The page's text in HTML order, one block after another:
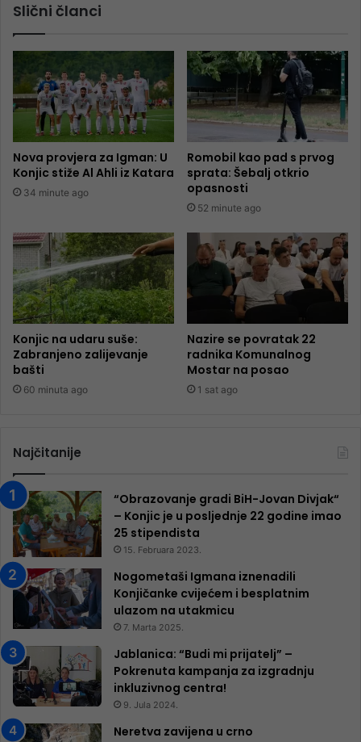
Slični članci
Nova provjera za Igman: U
Konjic stiže Al Ahli iz Katara
34 minute ago
Romobil kao pad s prvog
sprata: Šebalj otkrio
opasnosti
52 minute ago
Konjic na udaru suše:
Zabranjeno zalijevanje
bašti
60 minuta ago
Nazire se povratak 22
radnika Komunalnog
Mostar na posao
1 sat ago
Najčitanije
“Obrazovanje gradi BiH-Jovan Divjak“
– Konjic je u posljednje 22 godine imao
25 ​​stipendista
15. Februara 2023.
Nogometaši Igmana iznenadili
Konjičanke cvijećem i besplatnim
ulazom na utakmicu
7. Marta 2025.
Jablanica: “Budi mi prijatelj” –
Pokrenuta kampanja za izgradnju
inkluzivnog centra!
9. Jula 2024.
Neretva zavijena u crno